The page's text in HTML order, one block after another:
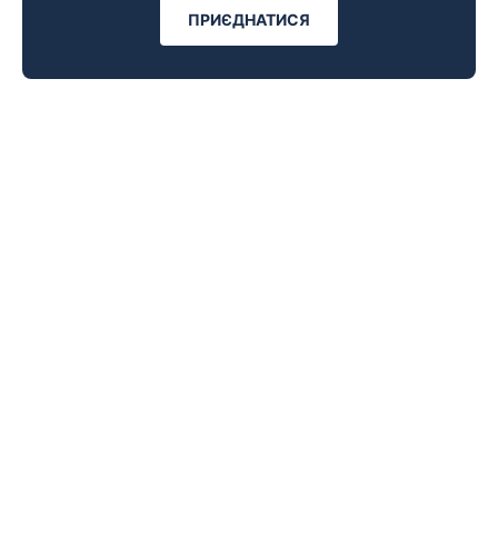
ПРИЄДНАТИСЯ